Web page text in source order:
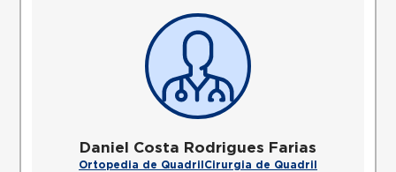
Daniel Costa Rodrigues Farias
Ortopedia de Quadril Cirurgia de Quadril